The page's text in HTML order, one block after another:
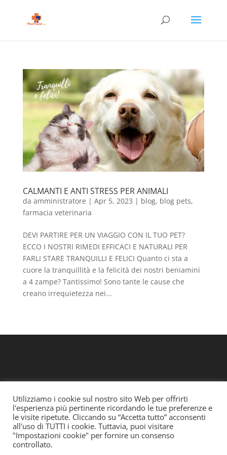
CALMANTI E ANTI STRESS PER ANIMALI
da amministratore | Apr 5, 2023 | blog, blog pets,
farmacia veterinaria
DEVI PARTIRE PER UN VIAGGIO CON IL TUO PET?
ECCO I NOSTRI RIMEDI EFFICACI E NATURALI PER
FARLI STARE TRANQUILLI E FELICI Quanto ci sta a
cuore la tranquillità e la felicità dei nostri beniamini
a 4 zampe? Tantissimo! Sono tante le cause che
creano irrequietezza nei...
Copyright © 2021 pharmavet.it Tutti i diritti riservati.
Utilizziamo i cookie sul nostro sito Web per offrirti
l'esperienza più pertinente ricordando le tue preferenze e
le visite ripetute. Cliccando su “Accetta tutto” acconsenti
all'uso di TUTTI i cookie. Tuttavia, puoi visitare
"Impostazioni cookie" per fornire un consenso
controllato.